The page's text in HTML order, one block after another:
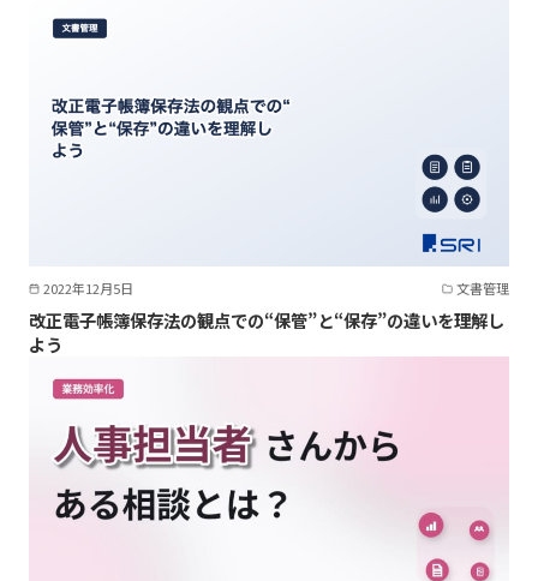
2022年12月5日 文書管理
改正電子帳簿保存法の観点での“保管”と“保存”の違いを理解し
よう